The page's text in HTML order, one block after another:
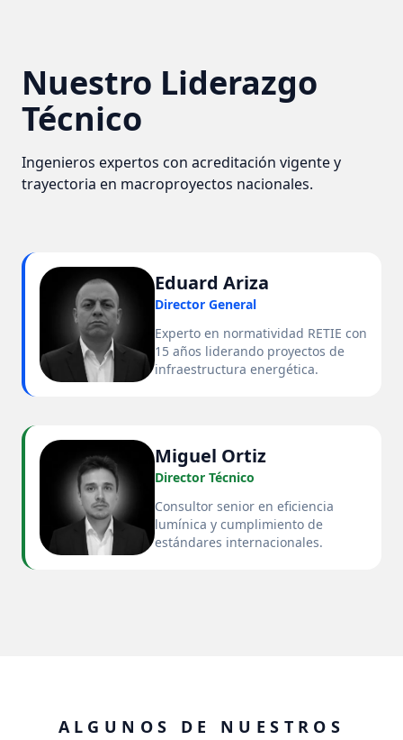
Nuestro Liderazgo
Técnico
Ingenieros expertos con acreditación vigente y
trayectoria en macroproyectos nacionales.
Eduard Ariza
Director General
Experto en normatividad RETIE con
15 años liderando proyectos de
infraestructura energética.
Miguel Ortiz
Director Técnico
Consultor senior en eficiencia
lumínica y cumplimiento de
estándares internacionales.
ALGUNOS DE NUESTROS